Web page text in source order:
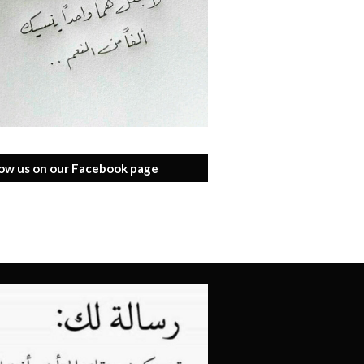
us on our Facebook page